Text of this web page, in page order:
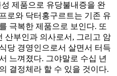
제품으로 유당불내증을 완
로와 닥터홍구르트는 기존 유
극복한 제품으로 보인다. 또
산부인과 의사로서, 그리고 암
당 경영인으로서 살면서 터득
느껴졌다. 그야말로 수십 년
결정체라 할 수 있을 것이다.